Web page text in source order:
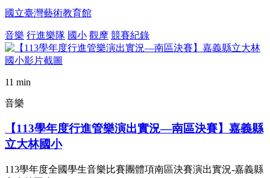
國立臺灣藝術教育館
音樂 行進樂隊 國小 觀摩 競賽紀錄
11 min
音樂
【113學年度行進管樂演出實況—南區決賽】嘉義縣
立大林國小
113學年度全國學生音樂比賽團體項南區決賽演出實況-嘉義縣